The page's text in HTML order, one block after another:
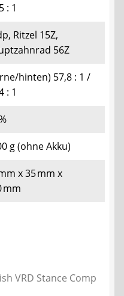
: 1
Ritzel 15Z,
56Z
hinten) 57,8 : 1 /
: 1
g (ohne Akku)
x 35 mm x
mm
VRD Stance Comp